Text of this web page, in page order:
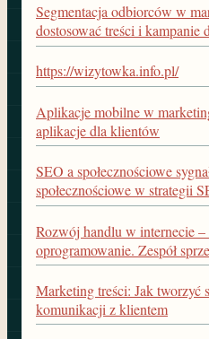
Segmentacja odbiorców w
dostosować treści i kampanie
https://wizytowka.info.pl/
Aplikacje mobilne w
aplikacje dla klientów
SEO a społecznościowe
społecznościowe w strategii
Rozwój handlu w internecie
oprogramowanie. Zespół
Marketing treści: Jak tworzyć
komunikacji z klientem